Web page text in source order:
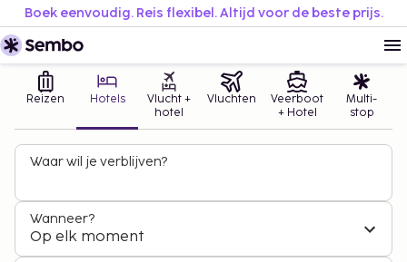
Boek eenvoudig. Reis flexibel. Altijd voor de beste prijs.
Reizen Hotels
Vlucht +
hotel
Vluchten
Veerboot
+ Hotel
Multi-
stop
Waar wil je verblijven?
Wanneer?
Op elk moment